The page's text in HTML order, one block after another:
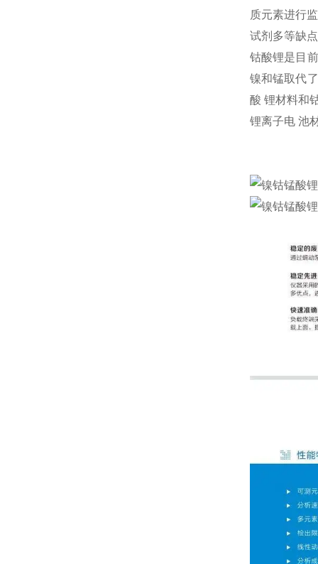
质元素进行
试剂多等缺
钴酸锂是目
镍和锰取代
酸 锂材料和
锂离子电 池